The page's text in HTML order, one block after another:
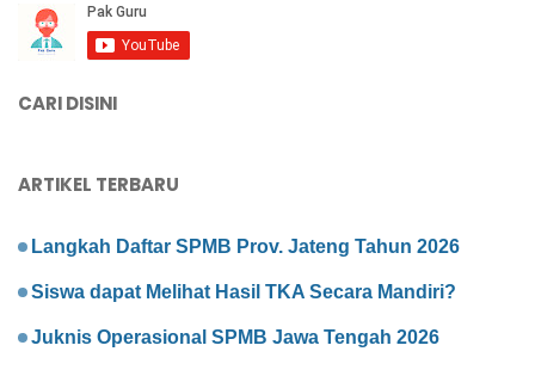
CARI DISINI
ARTIKEL TERBARU
Langkah Daftar SPMB Prov. Jateng Tahun 2026
Siswa dapat Melihat Hasil TKA Secara Mandiri?
Juknis Operasional SPMB Jawa Tengah 2026